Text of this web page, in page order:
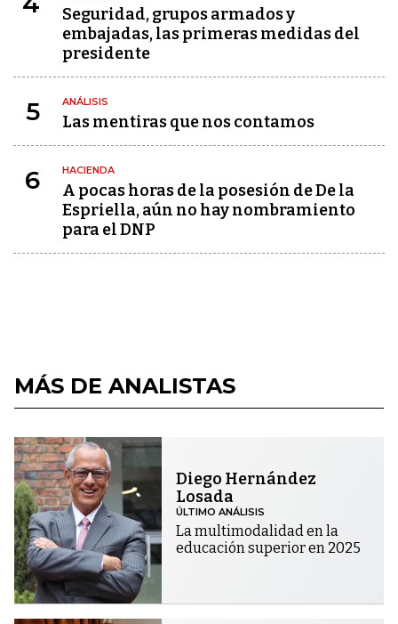
Seguridad, grupos armados y
embajadas, las primeras medidas del
presidente
5 ANÁLISIS
Las mentiras que nos contamos
6 HACIENDA
A pocas horas de la posesión de De la
Espriella, aún no hay nombramiento
para el DNP
MÁS DE ANALISTAS
Diego Hernández
Losada
ÚLTIMO ANÁLISIS
La multimodalidad en la
educación superior en 2025